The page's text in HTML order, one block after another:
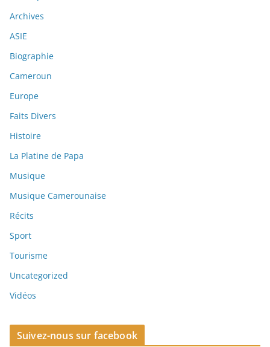
Archives
ASIE
Biographie
Cameroun
Europe
Faits Divers
Histoire
La Platine de Papa
Musique
Musique Camerounaise
Récits
Sport
Tourisme
Uncategorized
Vidéos
Suivez-nous sur facebook